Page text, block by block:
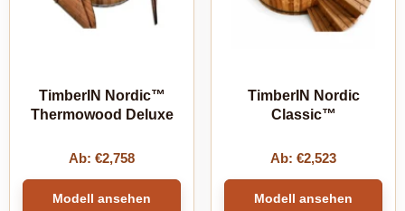
TimberIN Nordic™
Thermowood Deluxe
Ab: €2,758
Modell ansehen
TimberIN Nordic
Classic™
Ab: €2,523
Modell ansehen